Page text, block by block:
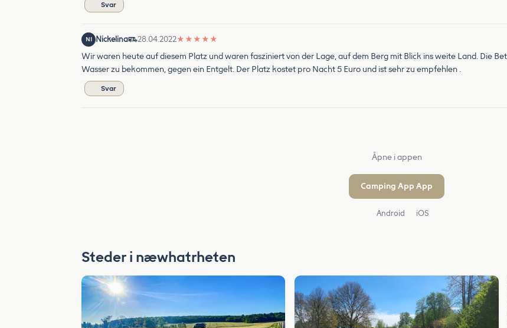
Svar
NI Nickelina 28.04.2022★ ★ ★ ★ ★
Wir waren heute auf diesem Platz und waren fasziniert von der Lage, auf dem Berg mit Blick ins weite Land. Die
Wasser zu bekommen, gegen ein Entgelt. Der Platz kostet pro Nacht 5 Euro und ist sehr zu empfehlen .
Svar
Åpne i appen
Camping App App
Android iOS
Steder i næwhatrheten